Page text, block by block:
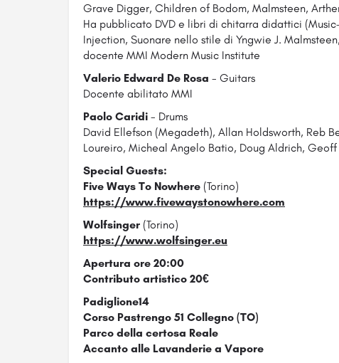
Grave Digger, Children of Bodom, Malmsteen,
Ha pubblicato DVD e libri di chitarra didattici
Injection, Suonare nello stile di Yngwie J.
docente MMI Modern Music Institute
Valerio Edward De Rosa - Guitars
Docente abilitato MMI
Paolo Caridi - Drums
David Ellefson (Megadeth), Allan Holdsworth, Reb
Loureiro, Micheal Angelo Batio, Doug Aldrich, Geoff
Special Guests:
Five Ways To Nowhere (Torino)
https://www.fivewaystonowhere.com
Wolfsinger (Torino)
https://www.wolfsinger.eu
Apertura ore 20:00
Contributo artistico 20€
Padiglione14
Corso Pastrengo 51 Collegno (TO)
Parco della certosa Reale
Accanto alle Lavanderie a Vapore